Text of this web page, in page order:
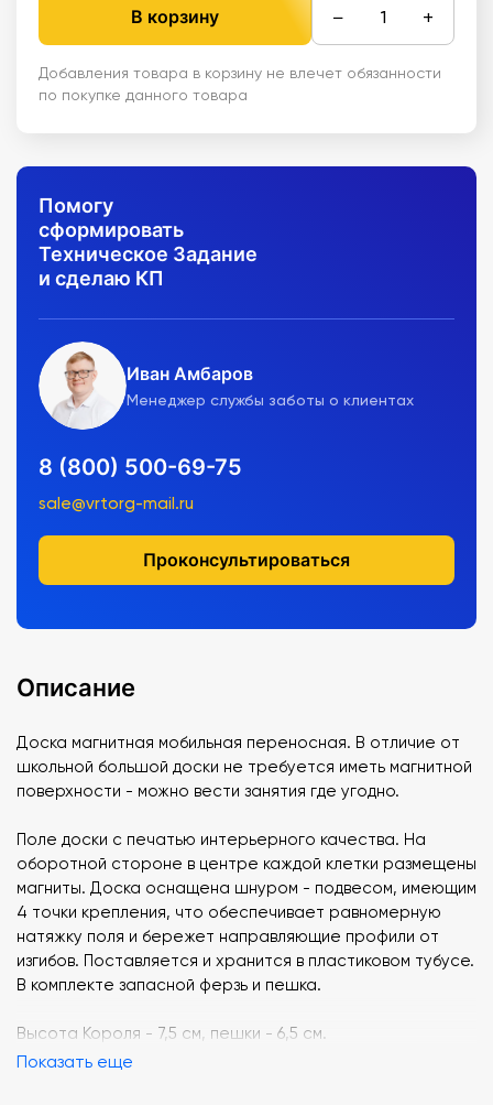
В корзину − +
Добавления товара в корзину не влечет обязанности
по покупке данного товара
Помогу
сформировать
Техническое Задание
и сделаю КП
Иван Амбаров
Менеджер службы заботы о клиентах
8 (800) 500-69-75
sale@vrtorg-mail.ru
Проконсультироваться
Описание
Доска магнитная мобильная переносная. В отличие от
школьной большой доски не требуется иметь магнитной
поверхности - можно вести занятия где угодно.
Поле доски с печатью интерьерного качества. На
оборотной стороне в центре каждой клетки размещены
магниты. Доска оснащена шнуром - подвесом, имеющим
4 точки крепления, что обеспечивает равномерную
натяжку поля и бережет направляющие профили от
изгибов. Поставляется и хранится в пластиковом тубусе.
В комплекте запасной ферзь и пешка.
Высота Короля - 7,5 см, пешки - 6,5 см.
Показать еще